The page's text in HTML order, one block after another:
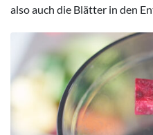
also auch die Blätter in den